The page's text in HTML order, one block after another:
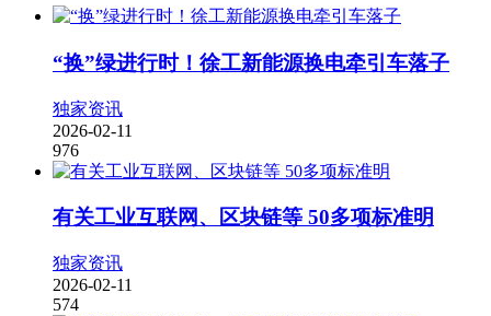
“换”绿进行时！徐工新能源换电牵引车落子
独家资讯
2026-02-11
976
有关工业互联网、区块链等 50多项标准明
独家资讯
2026-02-11
574